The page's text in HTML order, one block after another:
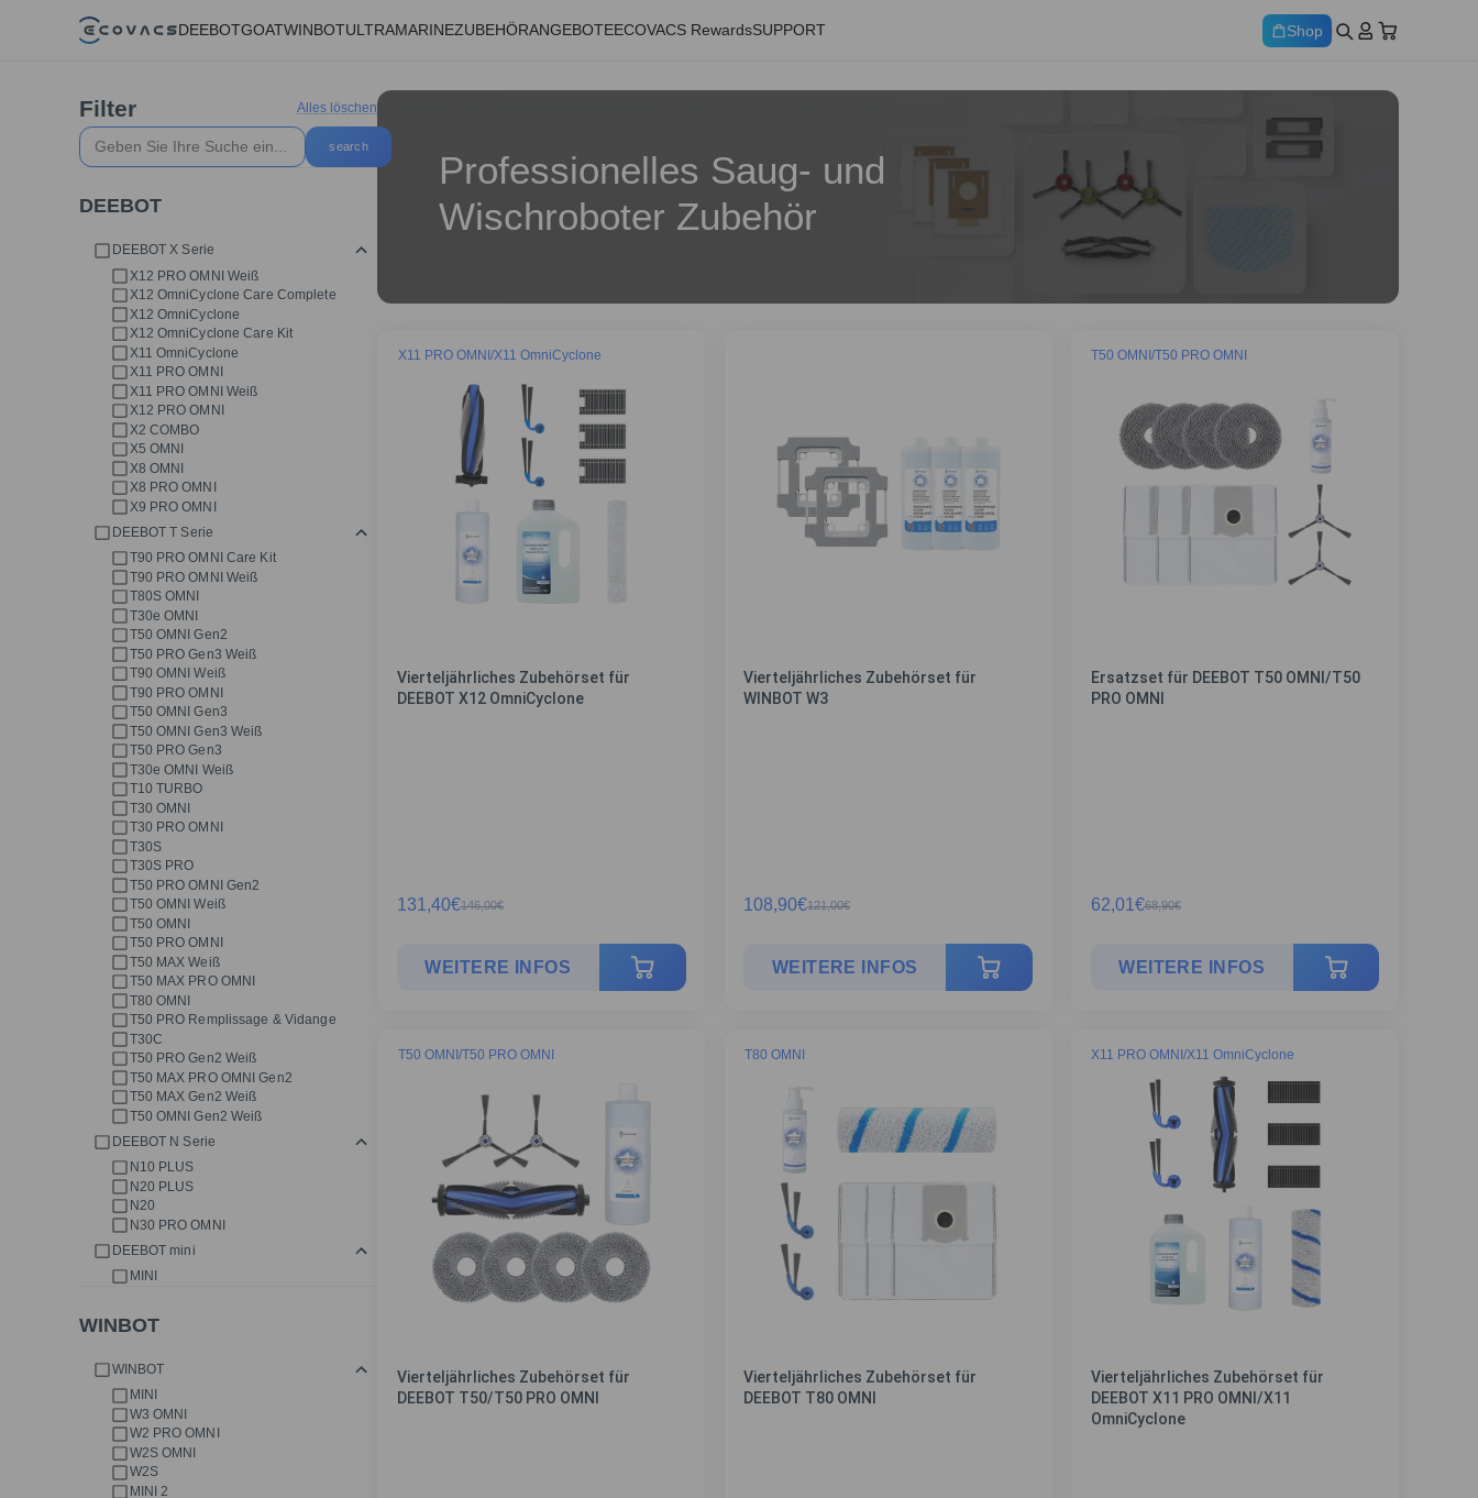
DEEBOTGOATWINBOTULTRAMARINEZUBEHÖRANGEBOTEECOVACS RewardsSUPPORT Shop
Professionelles Saug- und
Wischroboter Zubehör
X11 PRO OMNI/X11 OmniCyclone
Vierteljährliches Zubehörset für
DEEBOT X12 OmniCyclone
131,40€146,00€
WEITERE INFOS
Vierteljährliches Zubehörset für
WINBOT W3
108,90€121,00€
WEITERE INFOS
T50 OMNI/T50 PRO OMNI
Ersatzset für DEEBOT T50 OMNI/T50
PRO OMNI
62,01 €68,90€
WEITERE INFOS
T50 OMNI/T50 PRO OMNI
Vierteljährliches Zubehörset für
DEEBOT T50/T50 PRO OMNI
T80 OMNI
Vierteljährliches Zubehörset für
DEEBOT T80 OMNI
X11 PRO OMNI/X11 OmniCyclone
Vierteljährliches Zubehörset für
DEEBOT X11 PRO OMNI/X11
OmniCyclone
Filter Alles löschen
search
DEEBOT
DEEBOT X Serie
X12 PRO OMNI Weiß
X12 OmniCyclone Care Complete
X12 OmniCyclone
X12 OmniCyclone Care Kit
X11 OmniCyclone
X11 PRO OMNI
X11 PRO OMNI Weiß
X12 PRO OMNI
X2 COMBO
X5 OMNI
X8 OMNI
X8 PRO OMNI
X9 PRO OMNI
DEEBOT T Serie
T90 PRO OMNI Care Kit
T90 PRO OMNI Weiß
T80S OMNI
T30e OMNI
T50 OMNI Gen2
T50 PRO Gen3 Weiß
T90 OMNI Weiß
T90 PRO OMNI
T50 OMNI Gen3
T50 OMNI Gen3 Weiß
T50 PRO Gen3
T30e OMNI Weiß
T10 TURBO
T30 OMNI
T30 PRO OMNI
T30S
T30S PRO
T50 PRO OMNI Gen2
T50 OMNI Weiß
T50 OMNI
T50 PRO OMNI
T50 MAX Weiß
T50 MAX PRO OMNI
T80 OMNI
T50 PRO Remplissage & Vidange
T30C
T50 PRO Gen2 Weiß
T50 MAX PRO OMNI Gen2
T50 MAX Gen2 Weiß
T50 OMNI Gen2 Weiß
DEEBOT N Serie
N10 PLUS
N20 PLUS
N20
N30 PRO OMNI
DEEBOT mini
MINI
WINBOT
WINBOT
MINI
W3 OMNI
W2 PRO OMNI
W2S OMNI
W2S
MINI 2